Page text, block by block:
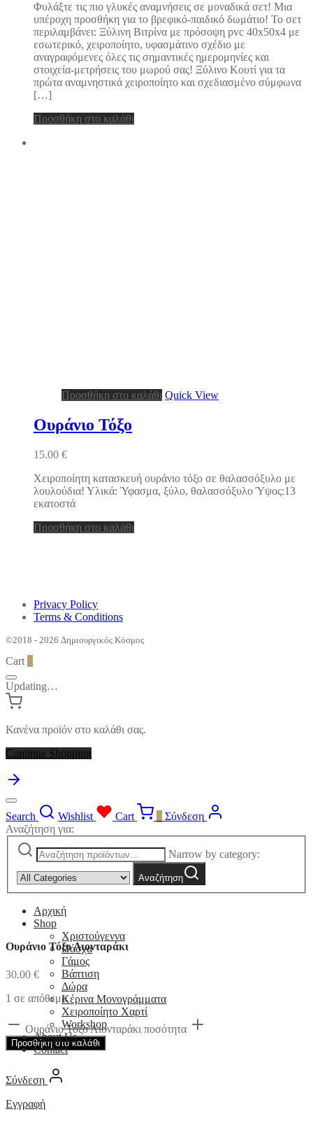
Φυλάξτε τις πιο γλυκές αναμνήσεις σε μοναδικά σετ! Μια
υπέροχη προσθήκη για το βρεφικό-παιδικό δωμάτιο! Το σετ
περιλαμβάνει: Ξύλινη Βιτρίνα με πρόσοψη pvc 40x50x4 με
εσωτερικό, χειροποίητο, υφασμάτινο σχέδιο με
αναγραφόμενες όλες τις σημαντικές ημερομηνίες και
στοιχεία-μετρήσεις του μωρού σας! Ξύλινο Κουτί για τα
πρώτα αναμνηστικά χειροποίητο και σχεδιασμένο σύμφωνα
[…]
Προσθήκη στο καλάθι
Προσθήκη στο καλάθι Quick View
Ουράνιο Τόξο
15.00 €
Χειροποίητη κατασκευή ουράνιο τόξο σε θαλασσόξυλο με
λουλούδια! Υλικά: Ύφασμα, ξύλο, θαλασσόξυλο Ύψος:13
εκατοστά
Προσθήκη στο καλάθι
Ουράνιο Τόξο Λιονταράκι
30.00 €
1 σε απόθεμα
Ουράνιο Τόξο Λιονταράκι ποσότητα
Προσθήκη στο καλάθι
Privacy Policy
Terms & Conditions
©2018 - 2026 Δημιουργικός Κόσμος
Cart
Updating…
Κανένα προϊόν στο καλάθι σας.
Continue Shopping
Search Wishlist Cart
Σύνδεση
Αναζήτηση για:
Narrow by category:
Αναζήτηση
Αρχική
Shop
Χριστούγεννα
Πάσχα
Γάμος
Βάπτιση
Δώρα
Κέρινα Μονογράμματα
Χειροποίητο Χαρτί
Workshop
About Us
Contact
Σύνδεση
Εγγραφή